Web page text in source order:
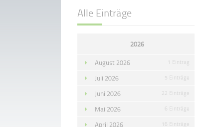
Alle Einträge
2026
August 2026 1 Eintrag
Juli 2026 5 Einträge
Juni 2026 22 Einträge
Mai 2026 6 Einträge
April 2026 16 Einträge